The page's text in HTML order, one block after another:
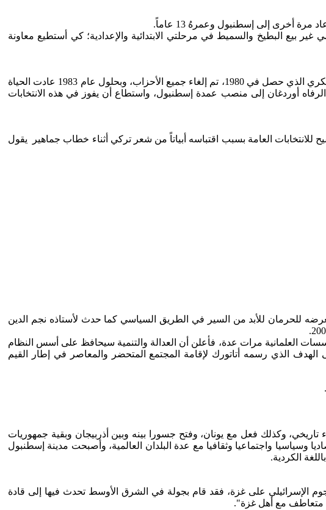
بيع البطيخ والسميط في مرحلتي الابتدائية والإعدادية؛ كي أستطيع معاونة
التحاقه بالسياسةانضم أوردغان إلى حزب الخلاص الوطني بقيادة نجم الدين أربكان في نهاية السبعينات، لكن مع الانقلاب العسكري الذي حصل في 1980، تم إلغاء جميع الأحزاب، وبحلول عام 1983 عادت الحياة
أوردغان من خلال حزب الرفاه، خاصةً في محافظة إسطنبول. و بحلول عام 1994 رشح حزب الرفاه أوردغان إلى منصب عمدة إسطنبول، واستطاع أن يفوز في هذه الانتخابات
للانتخابات العامة بسبب اقتباسه أبياتاً من شعر تركي أثناء خطاب جماهير يقول
للحرمان للأبد من السير في الطريق السياسي كما حدث لأستاذه نجم الدين
العلمانية مرات عدة، فأعلن أن العدالة والتنمية سيحافظ على أسس النظام
الذي رسمه أتاتورك لإقامة المجتمع المتحضر والمعاصر في إطار القيم
وكذلك فعل مع يونان، وفتح جسورا بينه وبين أذربيجان وبقية جمهوريات
وسياسيا واجتماعيا وثقافيا مع عدة البلدان العالمية، وأصبحت مدينة إسطنبول
الهجوم الإسرائيلي على غزة، فقد قام بجولة في الشرق الأوسط تحدث فيها إلى قادة
متعاطف مع أهل غزة".